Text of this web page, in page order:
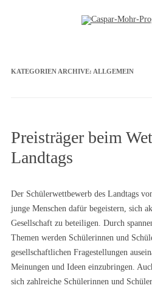
KATEGORIEN ARCHIVE: ALLGEMEIN
Preisträger beim
Landtags
Der Schülerwettbewerb des Landtags
junge Menschen dafür begeistern, sich
Gesellschaft zu beteiligen. Durch
Themen werden Schülerinnen und
gesellschaftlichen Fragestellungen
Meinungen und Ideen einzubringen.
sich zahlreiche Schülerinnen und